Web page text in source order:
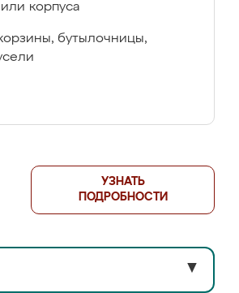
корпуса
бутылочницы,
УЗНАТЬ
ПОДРОБНОСТИ
▼